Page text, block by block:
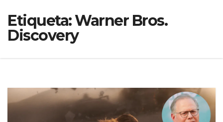
Etiqueta:Warner Bros.
Discovery